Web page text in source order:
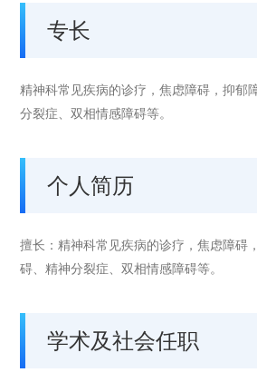
专长
精神科常见疾病的诊疗，焦虑障碍，抑郁
分裂症、双相情感障碍等。
个人简历
擅长：精神科常见疾病的诊疗，焦虑障碍
碍、精神分裂症、双相情感障碍等。
学术及社会任职